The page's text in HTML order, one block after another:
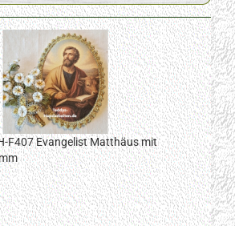
F407 Evangelist Matthäus mit